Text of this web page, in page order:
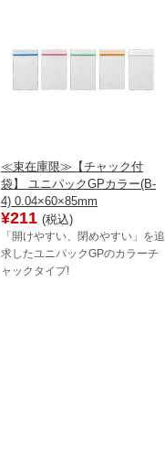
≪束在庫限≫【チャック付
袋】 ユニパックGPカラー(B-
4) 0.04×60×85mm
¥211 (税込)
「開けやすい、閉めやすい」を追
求したユニパックGPのカラーチ
ャックタイプ!